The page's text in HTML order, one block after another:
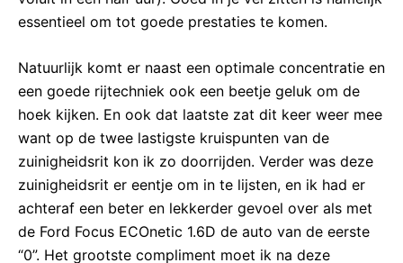
essentieel om tot goede prestaties te komen.
Natuurlijk komt er naast een optimale concentratie en
een goede rijtechniek ook een beetje geluk om de
hoek kijken. En ook dat laatste zat dit keer weer mee
want op de twee lastigste kruispunten van de
zuinigheidsrit kon ik zo doorrijden. Verder was deze
zuinigheidsrit er eentje om in te lijsten, en ik had er
achteraf een beter en lekkerder gevoel over als met
de Ford Focus ECOnetic 1.6D de auto van de eerste
“0”. Het grootste compliment moet ik na deze